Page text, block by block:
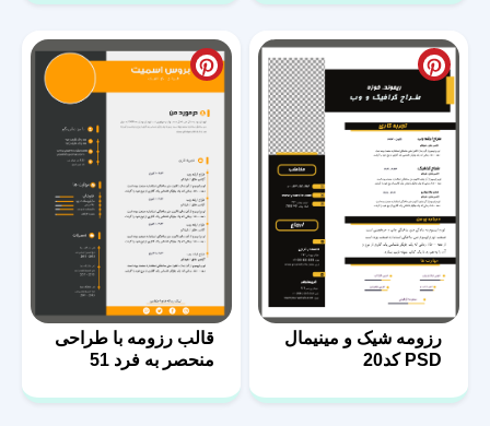
رزومه شیک و مینیمال
PSD کد20
قالب رزومه با طراحی
منحصر به فرد 51